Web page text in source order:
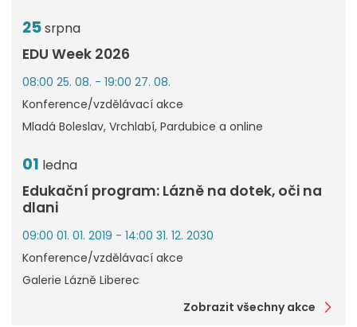
25srpna
EDU Week 2026
08:00 25. 08. - 19:00 27. 08.
Konference/vzdělávací akce
Mladá Boleslav, Vrchlabí, Pardubice a online
01 ledna
Edukační program: Lázně na dotek, oči na
dlani
09:00 01. 01. 2019 - 14:00 31. 12. 2030
Konference/vzdělávací akce
Galerie Lázně Liberec
Zobrazit všechny akce